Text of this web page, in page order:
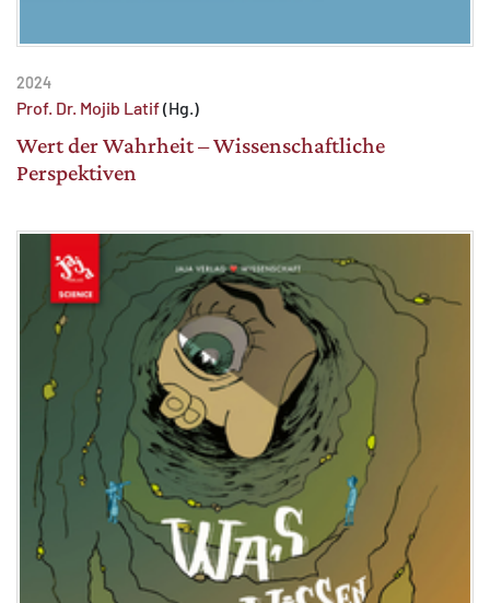
2024
Prof. Dr. Mojib Latif(Hg.)
Wert der Wahrheit – Wissenschaftliche
Perspektiven